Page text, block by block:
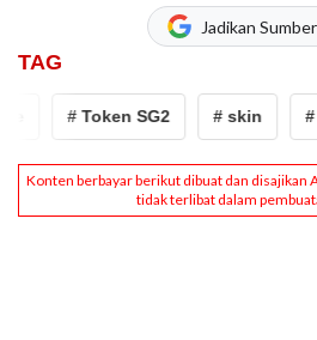
Jadikan
TAG
# Token SG2 # skin # game